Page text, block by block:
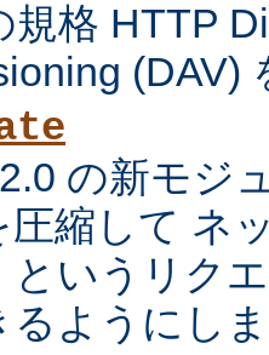
規格 HTTP
(DAV)
の新モジ
圧縮して ネ
というリク
るようにし